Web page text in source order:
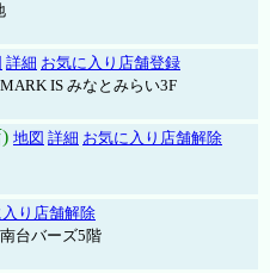
詳細 お気に入り店舗登録
IS みなとみらい3F
地図 詳細 お気に入り店舗解除
り店舗解除
台バーズ5階